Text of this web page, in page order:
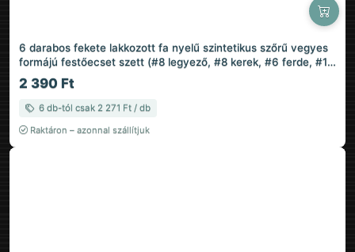
6 darabos fekete lakkozott fa nyelű szintetikus szőrű vegyes
formájú festőecset szett (#8 legyező, #8 kerek, #6 ferde, #10
lapos, #10 filbert, #16 lapos)
2 390 Ft
6 db-tól csak 2 271 Ft / db
Raktáron – azonnal szállítjuk